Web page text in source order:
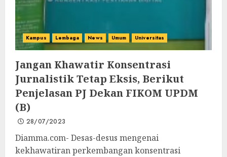
Kampus Lembaga News Umum Universitas
Jangan Khawatir Konsentrasi
Jurnalistik Tetap Eksis, Berikut
Penjelasan PJ Dekan FIKOM UPDM
(B)
28/07/2023
Diamma.com- Desas-desus mengenai
kekhawatiran perkembangan konsentrasi